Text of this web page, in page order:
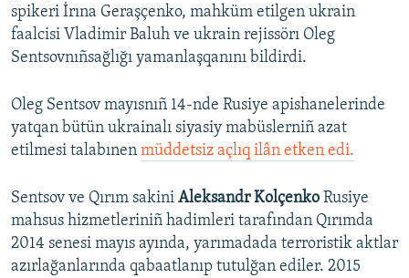
spikeri İrına Geraşçenko, mahküm etilgen ukrain
faalcisi Vladimir Baluh ve ukrain rejissörı Oleg
Sentsovnıñsağlığı yamanlaşqanını bildirdi.
Oleg Sentsov mayısnıñ 14-nde Rusiye apishanelerinde
yatqan bütün ukrainalı siyasiy mabüslerniñ azat
etilmesi talabınen müddetsiz açlıq ilân etken edi.
Sentsov ve Qırım sakini Aleksandr Kolçenko Rusiye
mahsus hizmetleriniñ hadimleri tarafından Qırımda
2014 senesi mayıs ayında, yarımadada terroristik aktlar
azırlağanlarında qabaatlanıp tutulğan ediler. 2015